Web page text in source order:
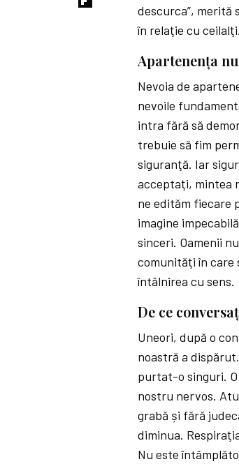
descurca”, merită
în relaţie cu ceilalţi.
Apartenenţa
Nevoia de
nevoile
intra fără să
trebuie să fim
siguranţă. Iar
acceptaţi, mintea
ne edităm fiecare
imagine
sinceri. Oamenii
comunităţi în care
întâlnirea cu sens.
De ce
Uneori, după o
noastră a
purtat-o singuri.
nostru nervos.
grabă și fără
diminua.
Nu este